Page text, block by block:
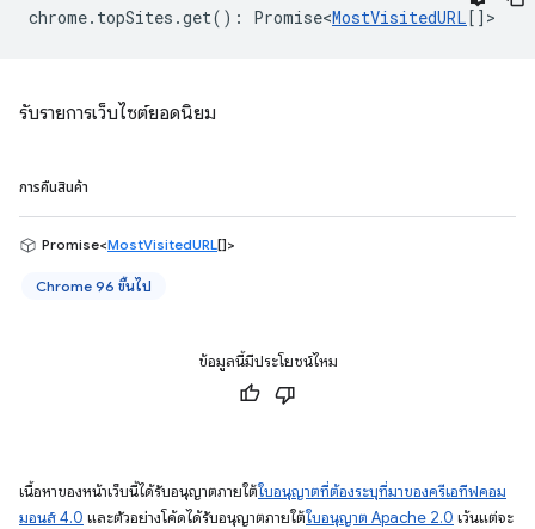
chrome. topSites .get() : Promise<MostVisitedURL[] >
รับรายการเว็บไซต์ยอดนิยม
การคืนสินค้า
Promise<MostVisitedURL[]>
Chrome 96 ขึ้นไป
ข้อมูลนี้มีประโยชน์ไหม
เนื้อหาของหน้าเว็บนี้ได้รับอนุญาตภายใต้ใบอนุญาตที่ต้องระบุที่มาของครีเอทีฟคอม
มอนส์ 4.0 และตัวอย่างโค้ดได้รับอนุญาตภายใต้ใบอนุญาต Apache 2.0 เว้นแต่จะ